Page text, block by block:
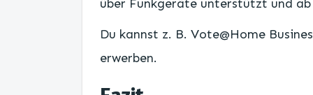
über Funkgeräte unterstützt und
Du kannst z. B. Vote@Home
erwerben.